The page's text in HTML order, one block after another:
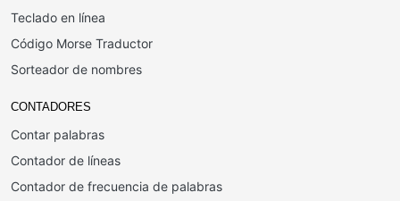
Teclado en línea
Código Morse Traductor
Sorteador de nombres
CONTADORES
Contar palabras
Contador de líneas
Contador de frecuencia de palabras